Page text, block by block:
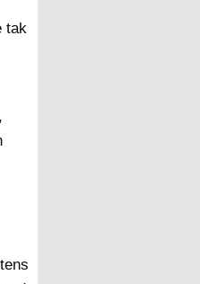
tak